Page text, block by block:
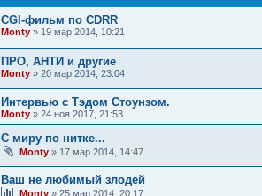
CGI-фильм по CDRR
Monty » 19 мар 2014, 10:21
ПРО, АНТИ и другие
Monty » 20 мар 2014, 23:04
Интервью с Тэдом Стоунзом.
Monty » 24 ноя 2017, 21:53
С миру по нитке...
Monty » 17 мар 2014, 14:47
Ваш не любимый злодей
Monty » 25 мар 2014, 20:17